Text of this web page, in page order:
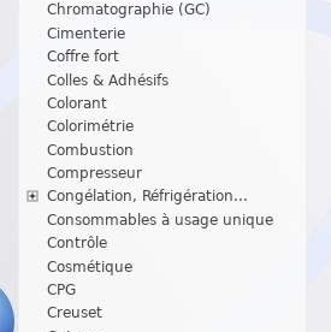
Chromatographie (GC)
Cimenterie
Coffre fort
Colles & Adhésifs
Colorant
Colorimétrie
Combustion
Compresseur
Congélation, Réfrigération...
Consommables à usage unique
Contrôle
Cosmétique
CPG
Creuset